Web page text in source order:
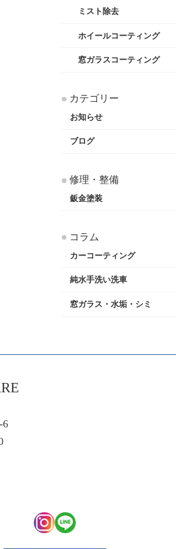
ミスト除去
ホイールコーティング
窓ガラスコーティング
カテゴリー
お知らせ
ブログ
修理・整備
鈑金塗装
コラム
カーコーティング
純水手洗い洗車
窓ガラス・水垢・シミ
6